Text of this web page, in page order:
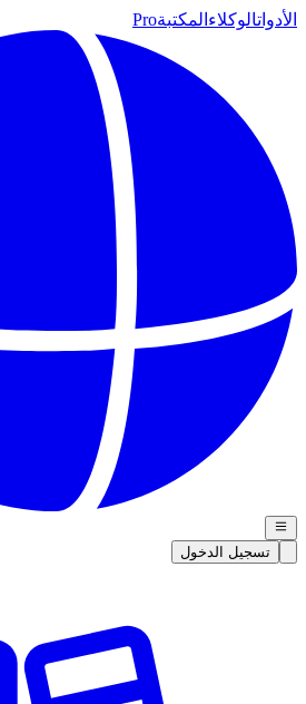
الأدواتالوكلاء المكتبةPro
تسجيل الدخول